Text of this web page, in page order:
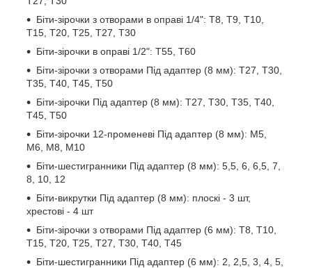
Біти-зірочки з отворами в оправі 1/4": Т8, Т9, Т10,
Т15, Т20, Т25, Т27, Т30
Біти-зірочки в оправі 1/2": Т55, Т60
Біти-зірочки з отворами Під адаптер (8 мм): Т27, Т30,
Т35, Т40, Т45, Т50
Біти-зірочки Під адаптер (8 мм): Т27, Т30, Т35, Т40,
Т45, Т50
Біти-зірочки 12-променеві Під адаптер (8 мм): М5,
М6, М8, М10
Біти-шестигранники Під адаптер (8 мм): 5,5, 6, 6,5, 7,
8, 10, 12
Біти-викрутки Під адаптер (8 мм): плоскі - 3 шт,
хрестові - 4 шт
Біти-зірочки з отворами Під адаптер (6 мм): Т8, Т10,
Т15, Т20, Т25, Т27, Т30, Т40, Т45
Біти-шестигранники Під адаптер (6 мм): 2, 2,5, 3, 4, 5,